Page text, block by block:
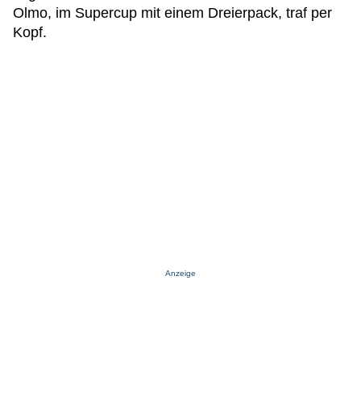
Olmo, im Supercup mit einem Dreierpack, traf per
Kopf.
Anzeige